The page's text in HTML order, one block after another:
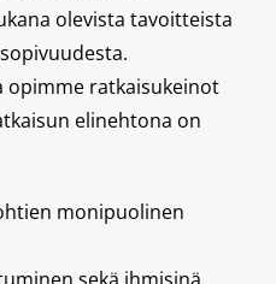
olevista tavoitteista
opimme ratkaisukeinot
elinehtona on
monipuolinen
sekä ihmisinä